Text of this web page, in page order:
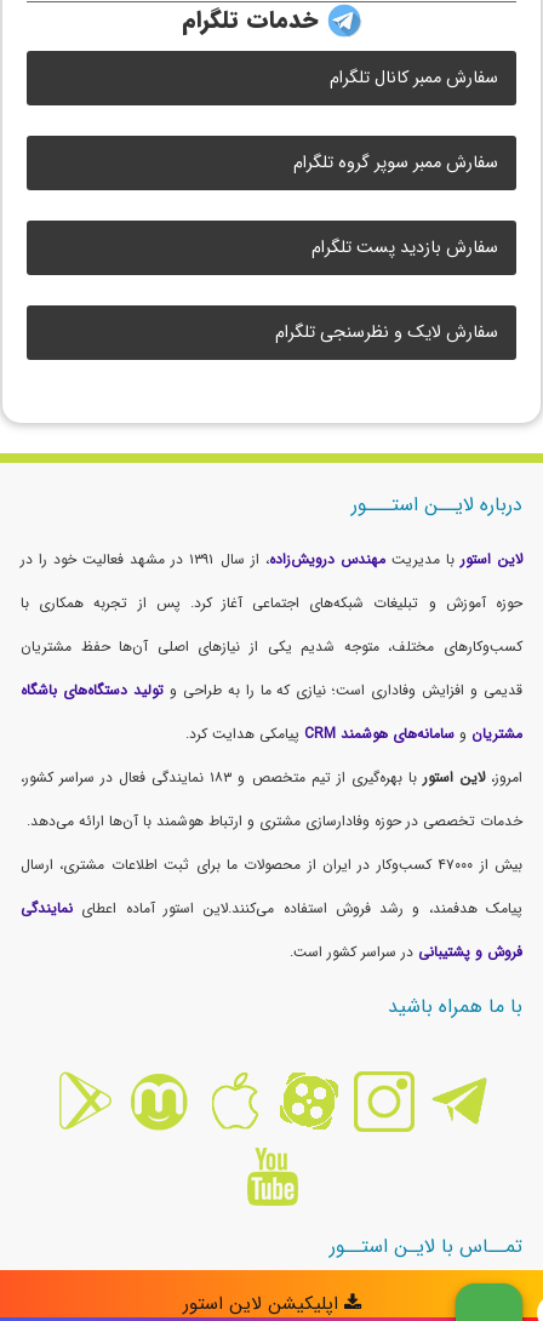
خدمات تلگرام
سفارش ممبر کانال تلگرام
سفارش ممبر سوپر گروه تلگرام
سفارش بازدید پست تلگرام
سفارش لایک و نظرسنجی تلگرام